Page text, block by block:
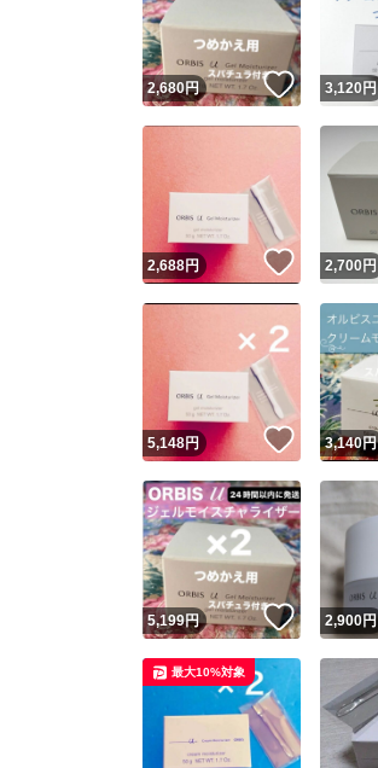
2,680円 いいね！
3,120 円
2,688円 いいね！
2,700 円
5,148円 いいね！
3,140円
5,199円 いいね！
2,900円
最大10%対象